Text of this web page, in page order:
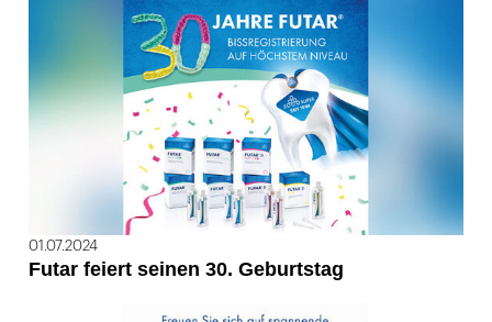
01.07.2024
Futar feiert seinen 30. Geburtstag